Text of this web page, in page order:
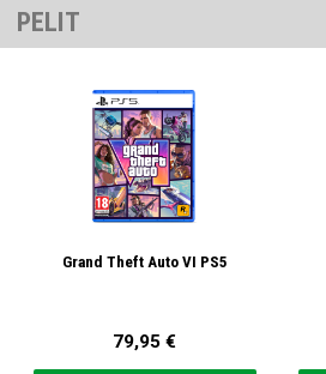
PELIT
Grand Theft Auto VI PS5
79,95 €